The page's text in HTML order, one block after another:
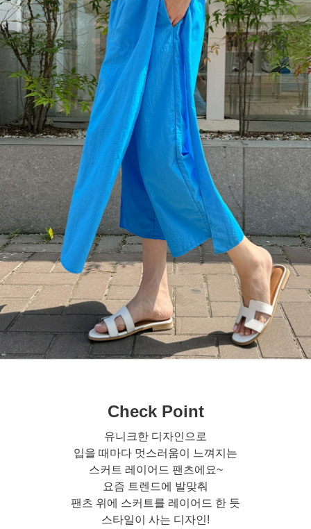
Check Point
유니크한 디자인으로
입을 때마다 멋스러움이 느껴지는
스커트 레이어드 팬츠에요~
요즘 트렌드에 발맞춰
팬츠 위에 스커트를 레이어드 한 듯
스타일이 사는 디자인!